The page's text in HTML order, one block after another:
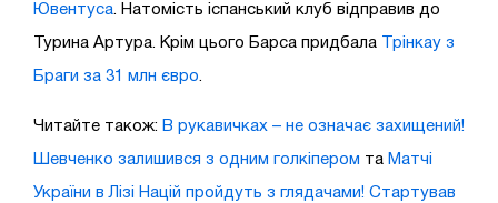
Ювентуса . Натомість іспанський клуб відправив до
Турина Артура. Крім цього Барса придбала Трінкау з
Браги за 31 млн євро
Читайте також: В рукавичках – не означає захищений!
Шевченко залишився з одним голкіпером та Матчі
України в Лізі Націй пройдуть з глядачами! Стартував